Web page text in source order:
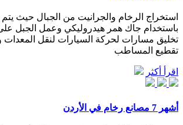
استخراج الرخام والجرانيت من الجبال حيث
باستخدام جاك همر هيدروليكي وعمل
تخليق مسارات لحركة السيارات لنقل المعدات
تقطيع المساطب
اقرأ أكثر
أشهر 7 مصانع رخام في الأردن